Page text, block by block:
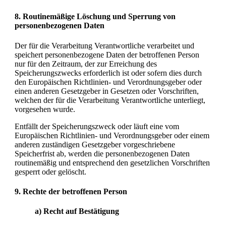
8. Routinemäßige Löschung und Sperrung von
personenbezogenen Daten
Der für die Verarbeitung Verantwortliche verarbeitet und
speichert personenbezogene Daten der betroffenen Person
nur für den Zeitraum, der zur Erreichung des
Speicherungszwecks erforderlich ist oder sofern dies durch
den Europäischen Richtlinien- und Verordnungsgeber oder
einen anderen Gesetzgeber in Gesetzen oder Vorschriften,
welchen der für die Verarbeitung Verantwortliche unterliegt,
vorgesehen wurde.
Entfällt der Speicherungszweck oder läuft eine vom
Europäischen Richtlinien- und Verordnungsgeber oder einem
anderen zuständigen Gesetzgeber vorgeschriebene
Speicherfrist ab, werden die personenbezogenen Daten
routinemäßig und entsprechend den gesetzlichen Vorschriften
gesperrt oder gelöscht.
9. Rechte der betroffenen Person
a) Recht auf Bestätigung